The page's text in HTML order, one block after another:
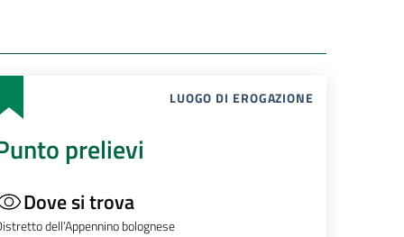
LUOGO DI EROGAZIONE
prelievi
Dove si trova
dell’Appennino bolognese